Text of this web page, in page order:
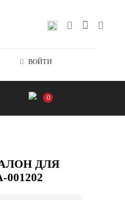
ВОЙТИ
0
ДЛЯ
001202